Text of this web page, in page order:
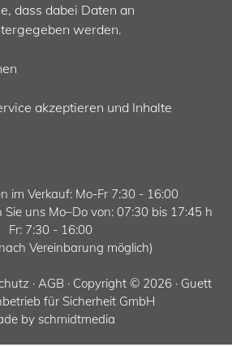
dass dabei Daten an
werden.
akzeptieren und Inhalte
im Verkauf: Mo-Fr 7:30 - 16:00
Sie uns Mo–Do von: 07:30 bis 17:45 h
Fr: 7:30 - 16:00
Vereinbarung möglich)
· AGB · Copyright © 2026 · Guett
für Sicherheit GmbH
by schmidtmedia